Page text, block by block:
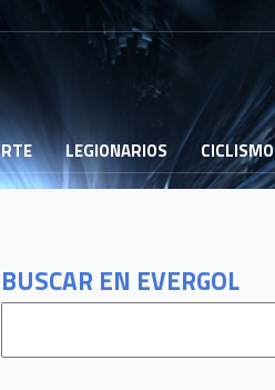
LEGIONARIOS CICLISMO
BUSCAR EN EVERGOL